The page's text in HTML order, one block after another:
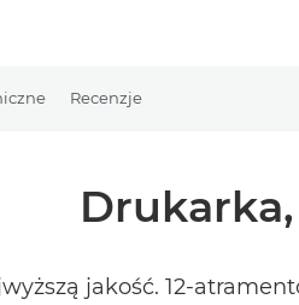
Recenzje
jakość. 12-